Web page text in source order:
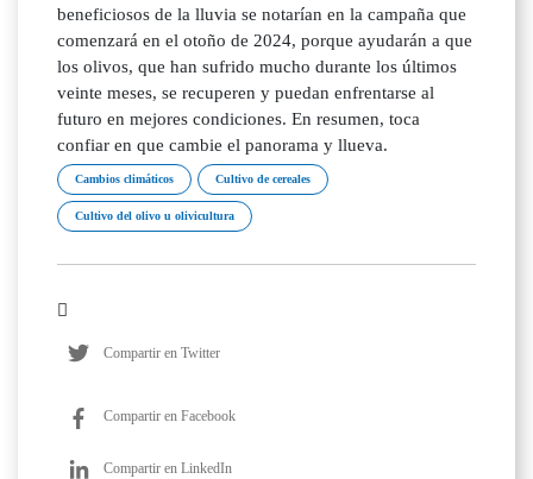
beneficiosos de la lluvia se notarían en la campaña que
comenzará en el otoño de 2024, porque ayudarán a que
los olivos, que han sufrido mucho durante los últimos
veinte meses, se recuperen y puedan enfrentarse al
futuro en mejores condiciones. En resumen, toca
confiar en que cambie el panorama y llueva.
Cambios climáticos Cultivo de cereales
Cultivo del olivo u olivicultura
Compartir en Twitter
Compartir en Facebook
Compartir en LinkedIn